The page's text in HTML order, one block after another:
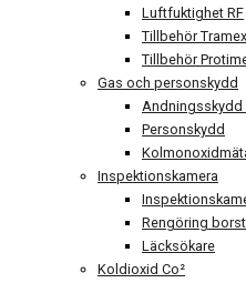
Luftfuktighet RF
Tillbehör Tramex
Tillbehör
Gas och personskydd
Personskydd
Inspektionskamera
Rengöring
Läcksökare
Koldioxid Co²